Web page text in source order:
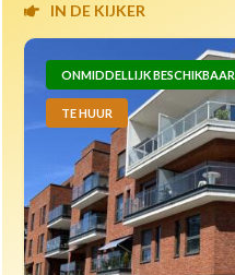
IN DE KIJKER
ONMIDDELLIJK BESCHIKBAAR
TE HUUR